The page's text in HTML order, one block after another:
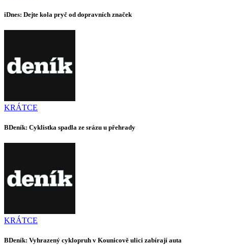
iDnes: Dejte kola pryč od dopravních značek
KRÁTCE
BDeník: Cyklistka spadla ze srázu u přehrady
KRÁTCE
BDeník: Vyhrazený cyklopruh v Kounicově ulici zabírají auta